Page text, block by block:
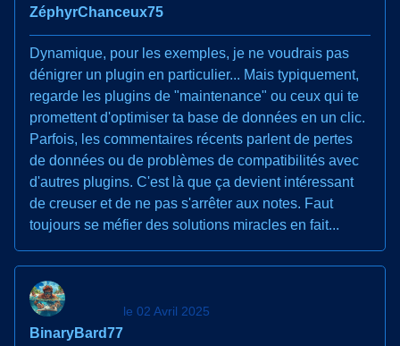
ZéphyrChanceux75
Dynamique, pour les exemples, je ne voudrais pas
dénigrer un plugin en particulier... Mais typiquement,
regarde les plugins de "maintenance" ou ceux qui te
promettent d'optimiser ta base de données en un clic.
Parfois, les commentaires récents parlent de pertes
de données ou de problèmes de compatibilités avec
d'autres plugins. C'est là que ça devient intéressant
de creuser et de ne pas s'arrêter aux notes. Faut
toujours se méfier des solutions miracles en fait...
BinaryBard77
le 02 Avril 2025